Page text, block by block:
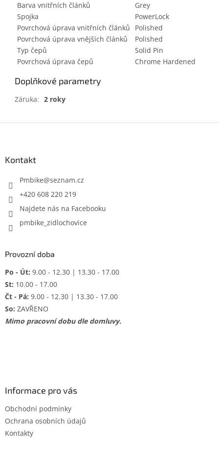
Barva vnitřních článků
Grey
Spojka
PowerLock
Povrchová úprava vnitřních článků
Polished
Povrchová úprava vnějších článků
Polished
Typ čepů
Solid Pin
Povrchová úprava čepů
Chrome Hardened
Doplňkové parametry
Záruka: 2 roky
Kontakt
Pmbike@seznam.cz
+420 608 220 219
Najdete nás na Facebooku
pmbike_zidlochovice
Provozní doba
Po - Út: 9.00 - 12.30 | 13.30 - 17.00
St: 10.00 - 17.00
Čt - Pá: 9.00 - 12.30 | 13.30 - 17.00
So: ZAVŘENO
Mimo pracovní dobu dle domluvy.
Informace pro vás
Obchodní podmínky
Ochrana osobních údajů
Kontakty